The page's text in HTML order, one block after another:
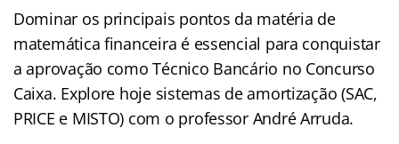
Dominar os principais pontos da matéria de
matemática financeira é essencial para conquistar
a aprovação como Técnico Bancário no Concurso
Caixa. Explore hoje sistemas de amortização (SAC,
PRICE e MISTO) com o professor André Arruda.